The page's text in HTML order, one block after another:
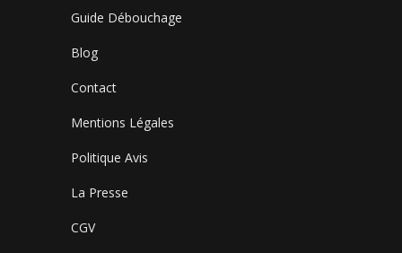
Guide Débouchage
Blog
Contact
Mentions Légales
Politique Avis
La Presse
CGV